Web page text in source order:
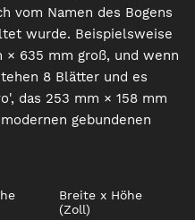
vom Namen des Bogens
wurde. Beispielsweise
× 635 mm groß, und wenn
8 Blätter und es
das 253 mm × 158 mm
gebundenen
Breite x Höhe
(Zoll)